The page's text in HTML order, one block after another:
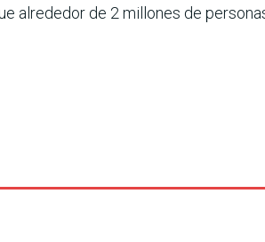
alrededor de 2 millones de